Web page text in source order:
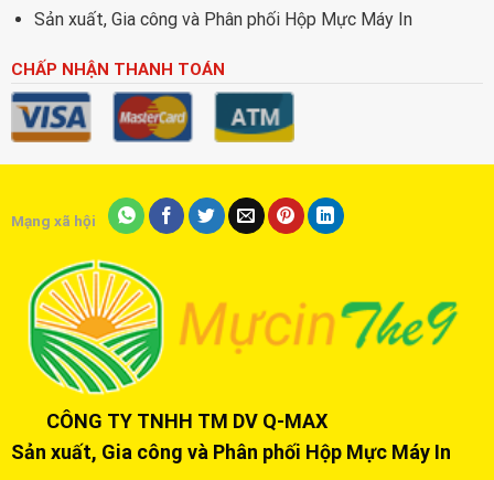
Sản xuất, Gia công và Phân phối Hộp Mực Máy In
CHẤP NHẬN THANH TOÁN
Mạng xã hội
CÔNG TY TNHH TM DV Q-MAX
Sản xuất, Gia công và Phân phối Hộp Mực Máy In